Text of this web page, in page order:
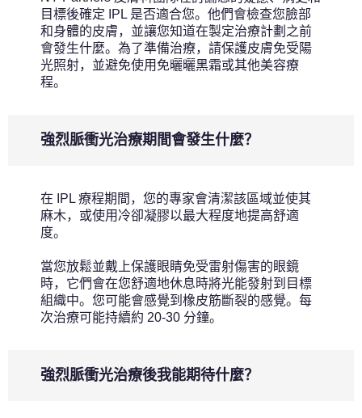
目標後確定 IPL 是否適合您。他們會檢查您臉部
和身體的皮膚，並讓您知道在製定治療計劃之前
會發生什麼。為了準備治療，請保護皮膚免受陽
光照射，並避免使用免曬曬黑霜或其他美容療
程。
強烈脈衝光治療期間會發生什麼？
在 IPL 療程期間，您的專家會清潔該區域並使其
麻木，或使用冷卻凝膠以最大程度地提高舒適
度。
當您放鬆並戴上保護眼睛免受雷射傷害的眼鏡
時，它們會在您舒適地休息時將光能發射到目標
組織中。您可能會感覺到橡皮筋斷裂的感覺。每
次治療可能持續約 20-30 分鐘。
強烈脈衝光治療後我能期待什麼？